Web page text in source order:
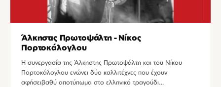
Άλκηστις Πρωτοψάλτη - Νίκος
Πορτοκάλογλου
Η συνεργασία της Άλκηστης Πρωτοψάλτη και του Νίκου
Πορτοκάλογλου ενώνει δύο καλλιτέχνες που έχουν
αφήσειβαθύ αποτύπωμα στο ελληνικό τραγούδι…